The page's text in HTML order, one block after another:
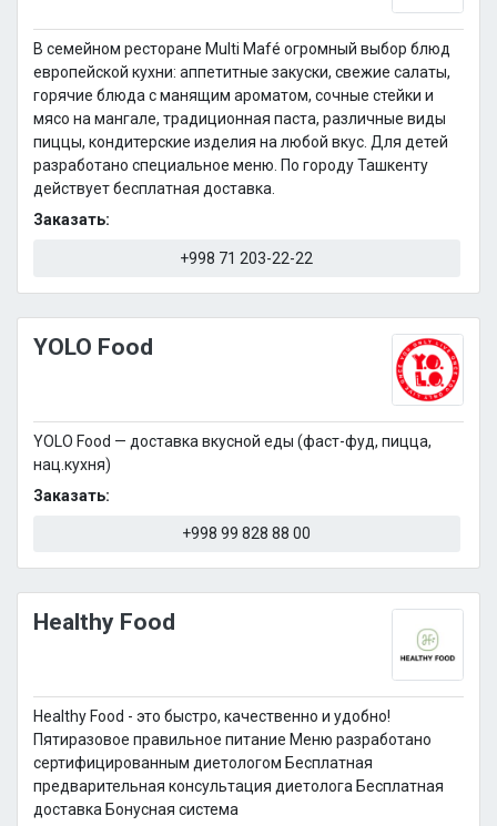
В семейном ресторане Multi Mafé огромный выбор блюд
европейской кухни: аппетитные закуски, свежие салаты,
горячие блюда с манящим ароматом, сочные стейки и
мясо на мангале, традиционная паста, различные виды
пиццы, кондитерские изделия на любой вкус. Для детей
разработано специальное меню. По городу Ташкенту
действует бесплатная доставка.
Заказать:
+998 71 203-22-22
YOLO Food
YOLO Food — доставка вкусной еды (фаст-фуд, пицца,
нац.кухня)
Заказать:
+998 99 828 88 00
Healthy Food
Healthy Food - это быстро, качественно и удобно!
Пятиразовое правильное питание Меню разработано
сертифицированным диетологом Бесплатная
предварительная консультация диетолога Бесплатная
доставка Бонусная система